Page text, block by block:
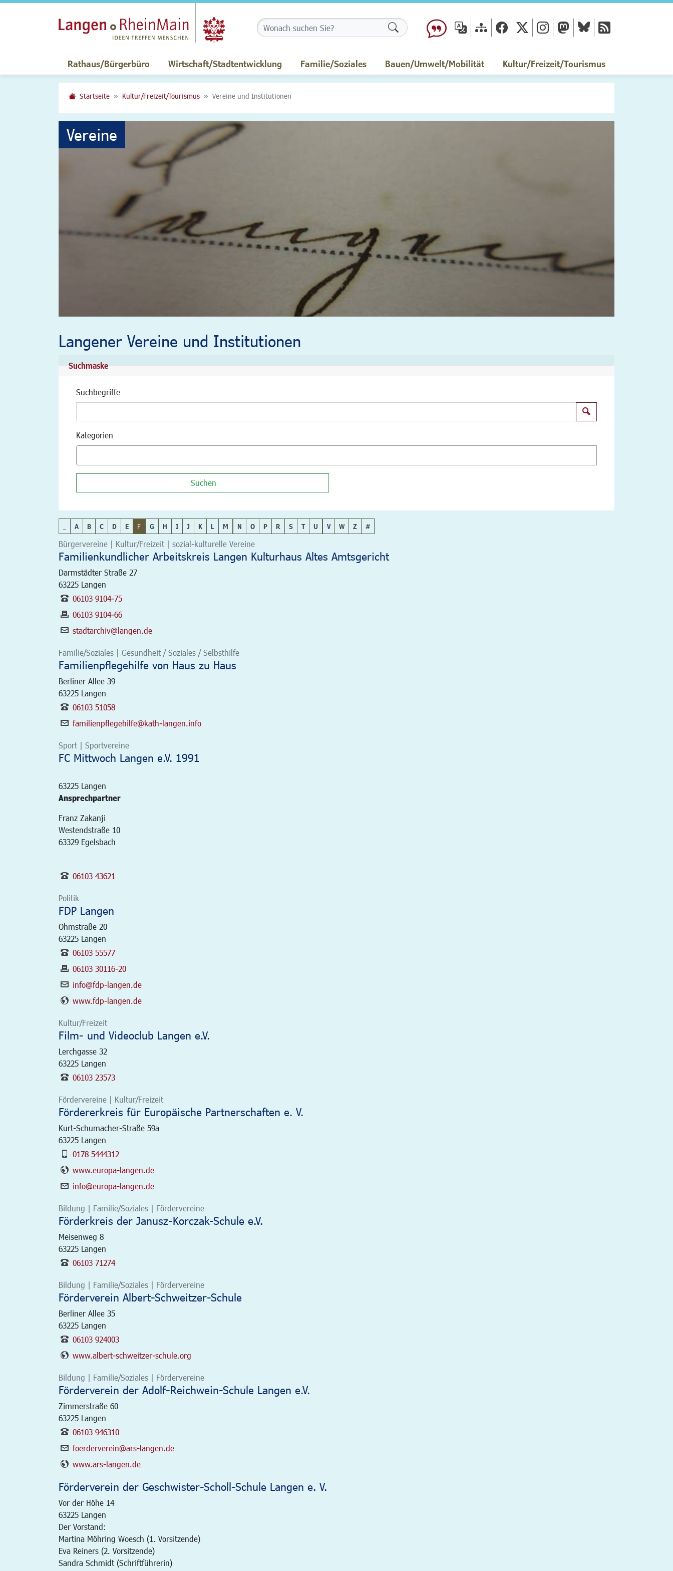
Formularschaltfläche
Rathaus/Bürgerbüro Wirtschaft/Stadtentwicklung Familie/Soziales Bauen/Umwelt/Mobilität Kultur/Freizeit/Tourismus
Startseite Kultur/Freizeit/Tourismus Vereine und Institutionen
Vereine
Langener Vereine und Institutionen
Suchmaske
Suchbegriffe
Kategorien
Suchen
A B C D E F G H I J K L M N O P R S T U V W Z #
Bürgervereine | Kultur/Freizeit | sozial-kulturelle Vereine
Familienkundlicher Arbeitskreis Langen Kulturhaus Altes Amtsgericht
Darmstädter Straße 27
63225 Langen
06103 9104-75
06103 9104-66
stadtarchiv@langen.de
Familie/Soziales | Gesundheit / Soziales / Selbsthilfe
Familienpflegehilfe von Haus zu Haus
Berliner Allee 39
63225 Langen
06103 51058
familienpflegehilfe@kath-langen.info
Sport | Sportvereine
FC Mittwoch Langen e.V. 1991
63225 Langen
Ansprechpartner
Franz Zakanji
Westendstraße 10
63329 Egelsbach
06103 43621
Politik
FDP Langen
Ohmstraße 20
63225 Langen
06103 55577
06103 30116-20
info@fdp-langen.de
www.fdp-langen.de
Kultur/Freizeit
Film- und Videoclub Langen e.V.
Lerchgasse 32
63225 Langen
06103 23573
Fördervereine | Kultur/Freizeit
Fördererkreis für Europäische Partnerschaften e. V.
Kurt-Schumacher-Straße 59a
63225 Langen
0178 5444312
www.europa-langen.de
info@europa-langen.de
Bildung | Familie/Soziales | Fördervereine
Förderkreis der Janusz-Korczak-Schule e.V.
Meisenweg 8
63225 Langen
06103 71274
Bildung | Familie/Soziales | Fördervereine
Förderverein Albert-Schweitzer-Schule
Berliner Allee 35
63225 Langen
06103 924003
www.albert-schweitzer-schule.org
Bildung | Familie/Soziales | Fördervereine
Förderverein der Adolf-Reichwein-Schule Langen e.V.
Zimmerstraße 60
63225 Langen
06103 946310
foerderverein@ars-langen.de
www.ars-langen.de
Förderverein der Geschwister-Scholl-Schule Langen e. V.
Vor der Höhe 14
63225 Langen
Der Vorstand:
Martina Möhring Woesch (1. Vorsitzende)
Eva Reiners (2. Vorsitzende)
Sandra Schmidt (Schriftführerin)